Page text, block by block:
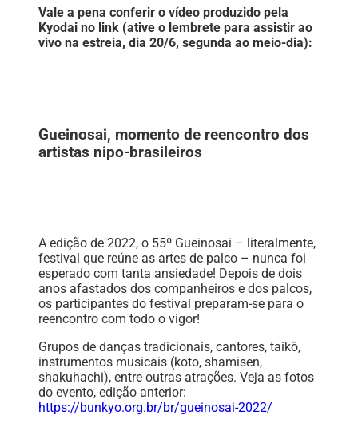
Vale a pena conferir o vídeo produzido pela
Kyodai no link (ative o lembrete para assistir ao
vivo na estreia, dia 20/6, segunda ao meio-dia):
Gueinosai, momento de reencontro dos
artistas nipo-brasileiros
A edição de 2022, o 55º Gueinosai – literalmente,
festival que reúne as artes de palco – nunca foi
esperado com tanta ansiedade! Depois de dois
anos afastados dos companheiros e dos palcos,
os participantes do festival preparam-se para o
reencontro com todo o vigor!
Grupos de danças tradicionais, cantores, taikô,
instrumentos musicais (koto, shamisen,
shakuhachi), entre outras atrações. Veja as fotos
do evento, edição anterior:
https://bunkyo.org.br/br/gueinosai-2022/